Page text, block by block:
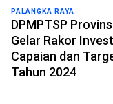
PALANGKA RAYA
DPMPTSP
Gelar Rakor
Capaian dan
Tahun 2024